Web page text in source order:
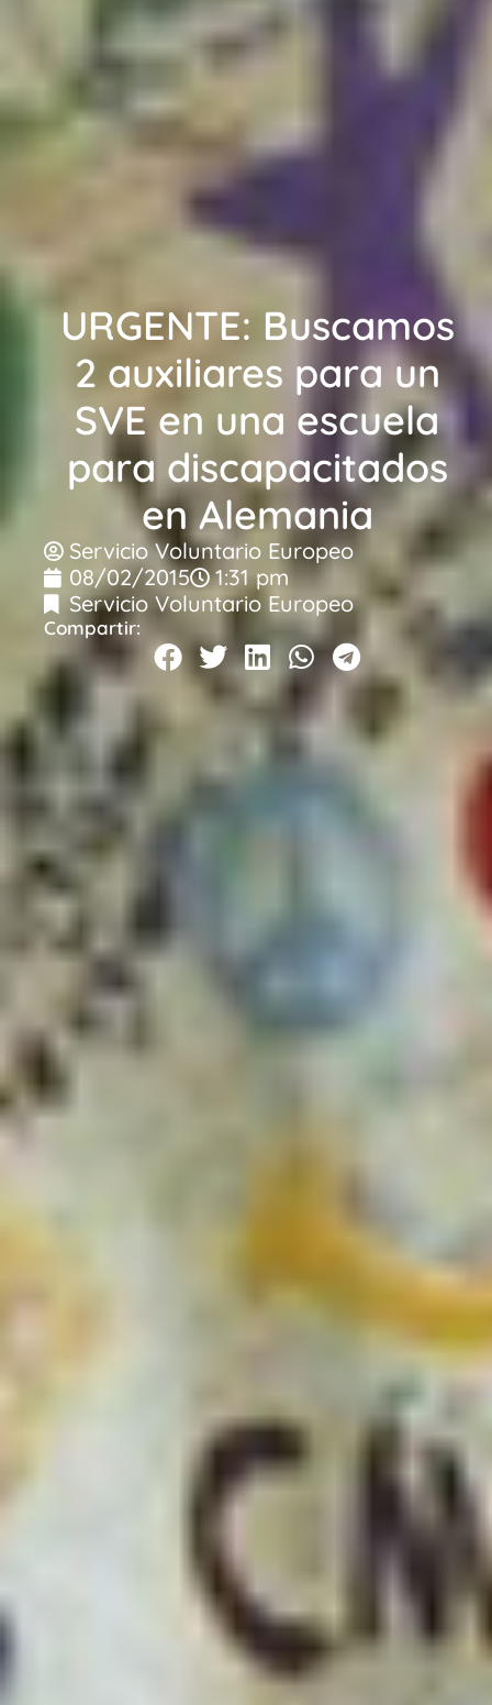
URGENTE: Buscamos
2 auxiliares para un
SVE en una escuela
para discapacitados
en Alemania
Servicio Voluntario Europeo
08/02/2015
1:31 pm
Servicio Voluntario Europeo
Compartir: